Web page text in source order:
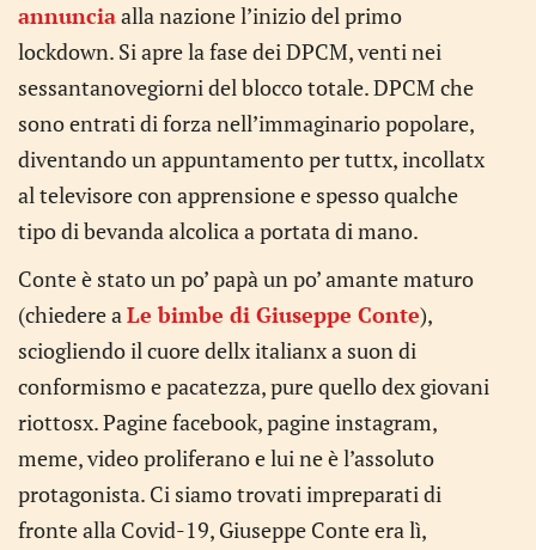
annunciaalla nazione l’inizio del primo
lockdown. Si apre la fase dei DPCM, venti nei
sessantanovegiorni del blocco totale. DPCM che
sono entrati di forza nell’immaginario popolare,
diventando un appuntamento per tuttx, incollatx
al televisore con apprensione e spesso qualche
tipo di bevanda alcolica a portata di mano.
Conte è stato un po’ papà un po’ amante maturo
(chiedere aLe bimbe di Giuseppe Conte),
sciogliendo il cuore dellx italianx a suon di
conformismo e pacatezza, pure quello dex giovani
riottosx. Pagine facebook, pagine instagram,
meme, video proliferano e lui ne è l’assoluto
protagonista. Ci siamo trovati impreparati di
fronte alla Covid-19, Giuseppe Conte era lì,